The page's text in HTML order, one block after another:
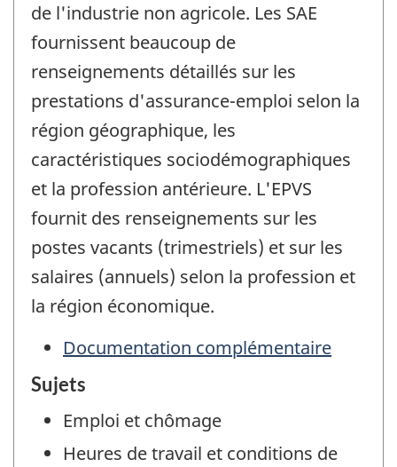
de l'industrie non agricole. Les SAE
fournissent beaucoup de
renseignements détaillés sur les
prestations d'assurance-emploi selon la
région géographique, les
caractéristiques sociodémographiques
et la profession antérieure. L'EPVS
fournit des renseignements sur les
postes vacants (trimestriels) et sur les
salaires (annuels) selon la profession et
la région économique.
Documentation complémentaire
Sujets
Emploi et chômage
Heures de travail et conditions de